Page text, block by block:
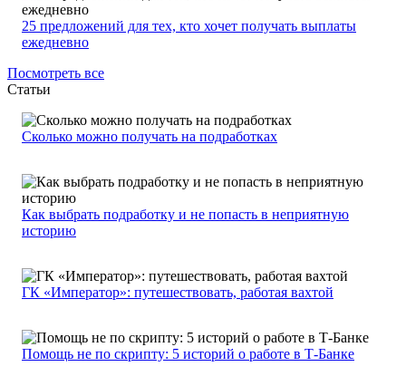
25 предложений для тех, кто хочет получать выплаты
ежедневно
Посмотреть все
Статьи
Сколько можно получать на подработках
Как выбрать подработку и не попасть в неприятную
историю
ГК «Император»: путешествовать, работая вахтой
Помощь не по скрипту: 5 историй о работе в Т-Банке